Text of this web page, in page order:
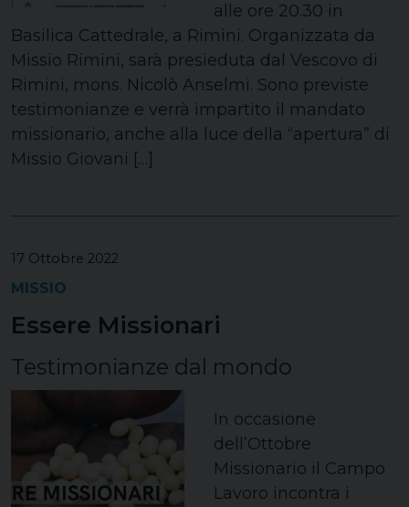
alle ore 20.30 in
Basilica Cattedrale, a Rimini. Organizzata da
Missio Rimini, sarà presieduta dal Vescovo di
Rimini, mons. Nicolò Anselmi. Sono previste
testimonianze e verrà impartito il mandato
missionario, anche alla luce della “apertura” di
Missio Giovani […]
17 Ottobre 2022
MISSIO
Essere Missionari
Testimonianze dal mondo
In occasione
dell’Ottobre
Missionario il Campo
Lavoro incontra i